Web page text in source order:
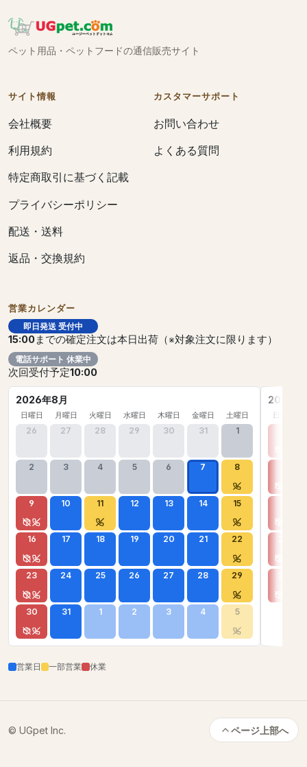
ペット用品・ペットフードの通信販売サイト
サイト情報
会社概要
利用規約
特定商取引に基づく記載
プライバシーポリシー
配送・送料
返品・交換規約
カスタマーサポート
お問い合わせ
よくある質問
営業カレンダー
即日発送 受付中
15:00までの確定注文は本日出荷（※対象注文に限ります）
電話サポート 休業中
次回受付予定10:00
2026年8月
日曜日 月曜日 火曜日 水曜日 木曜日 金曜日 土曜日
26 27 28 29 30 31 1
2 3 4 5 6 7 8
9 10 11 12 13 14 15
16 17 18 19 20 21 22
23 24 25 26 27 28 29
30 31 1 2 3 4 5
2026年
日曜日
営業日 一部営業 休業
© UGpet Inc. ページ上部へ